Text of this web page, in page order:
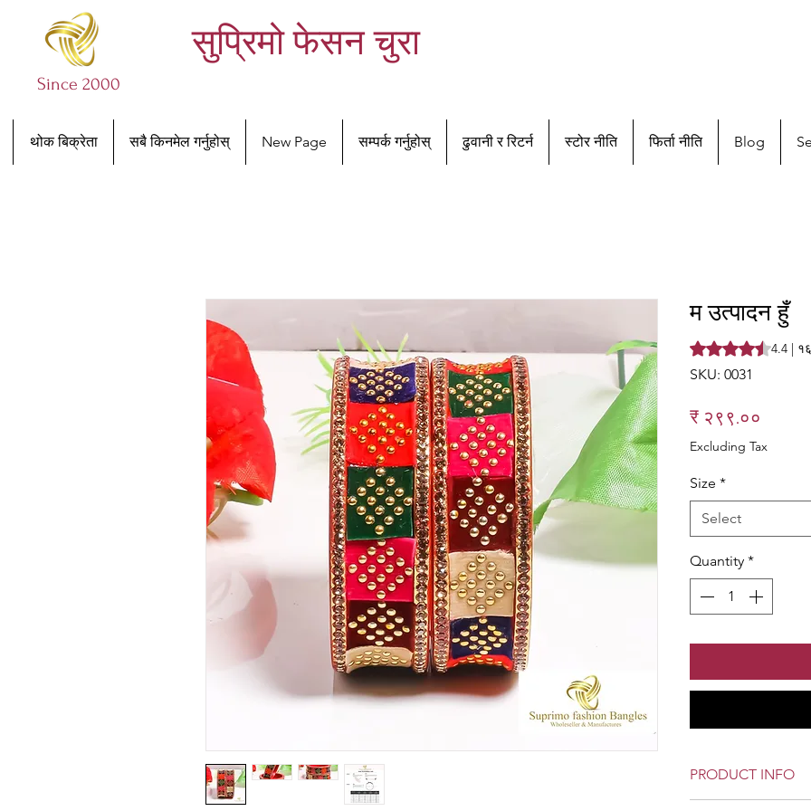
सुप्रिमो फेसन चुरा
Since 2000
थोक बिक्रेता सबै किनमेल गर्नुहोस् New Page सम्पर्क गर्नुहोस् ढुवानी र रिटर्न स्टोर नीति फिर्ता नीति Blog
म उत्पादन हुँ
Rating is 4.4 out
4.4 |
SKU: 0031
₹ २९९.००
Excluding Tax
Size *
Select
Quantity *
PRODUCT INFO